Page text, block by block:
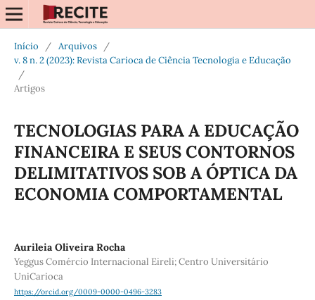
Início / Arquivos
/
v. 8 n. 2 (2023): Revista Carioca de Ciência Tecnologia e Educação
/
Artigos
TECNOLOGIAS PARA A EDUCAÇÃO
FINANCEIRA E SEUS CONTORNOS
DELIMITATIVOS SOB A ÓPTICA DA
ECONOMIA COMPORTAMENTAL
Aurileia Oliveira Rocha
Yeggus Comércio Internacional Eireli; Centro Universitário
UniCarioca
https://orcid.org/0009-0000-0496-3283